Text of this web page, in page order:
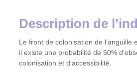
Description de
Le front de colonisation de
il existe une probabilité de 50%
colonisation et d’accessibilité.